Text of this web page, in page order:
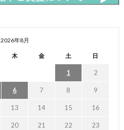
2026年8月
木 金 土 日
1 2
6 7 8 9
13 14 15 16
20 21 22 23